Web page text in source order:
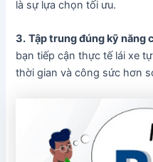
là sự lựa chọn tối ưu.
3. Tập trung đúng kỹ năng
bạn tiếp cận thực tế lái xe
thời gian và công sức hơn